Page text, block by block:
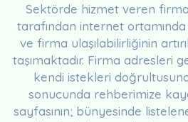
Sektörde hizmet veren
tarafından internet
ve firma ulaşılabilirliğinin
taşımaktadır. Firma adresleri
kendi istekleri
sonucunda rehberimize
sayfasının; bünyesinde